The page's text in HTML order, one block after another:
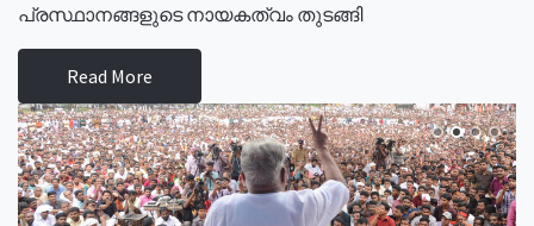
പ്രസ്ഥാനങ്ങളുടെ നായകത്വം തുടങ്ങി
Read More